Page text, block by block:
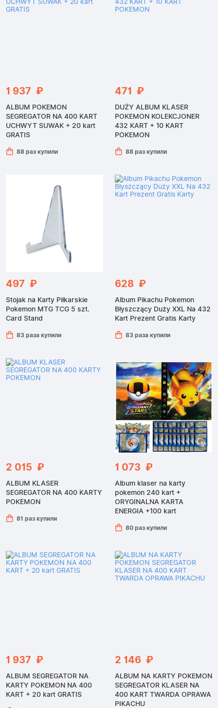
1 937 ₽
ALBUM POKEMON
SEGREGATOR NA 400 KART
UCHWYT SUWAK + 20 kart
GRATIS
88 раз купили
471 ₽
DUŻY ALBUM KLASER
POKEMON KOLEKCJONER
432 KART + 10 KART
POKEMON
88 раз купили
497 ₽
Stojak na Karty Piłkarskie
Pokemon MTG TCG 5 szt.
Card Stand
83 раза купили
628 ₽
Album Pikachu Pokemon
Błyszczący Duży XXL Na 432
Kart Prezent Gratis Karty
83 раза купили
2 015 ₽
ALBUM KLASER
SEGREGATOR NA 400 KARTY
POKEMON
81 раз купили
1 073 ₽
Album klaser na karty
pokemon 240 kart +
ORYGINALNA KARTA
ENERGIA +100 kart
80 раз купили
1 937 ₽
ALBUM SEGREGATOR NA
KARTY POKEMON NA 400
KART + 20 kart GRATIS
2 146 ₽
ALBUM NA KARTY POKEMON
SEGREGATOR KLASER NA
400 KART TWARDA OPRAWA
PIKACHU